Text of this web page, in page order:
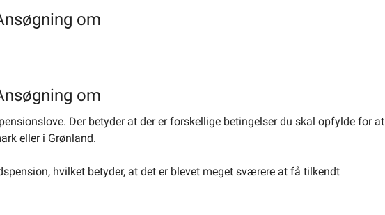
om
om
Der betyder at der er forskellige betingelser du skal opfylde for at
eller i Grønland.
hvilket betyder, at det er blevet meget sværere at få tilkendt